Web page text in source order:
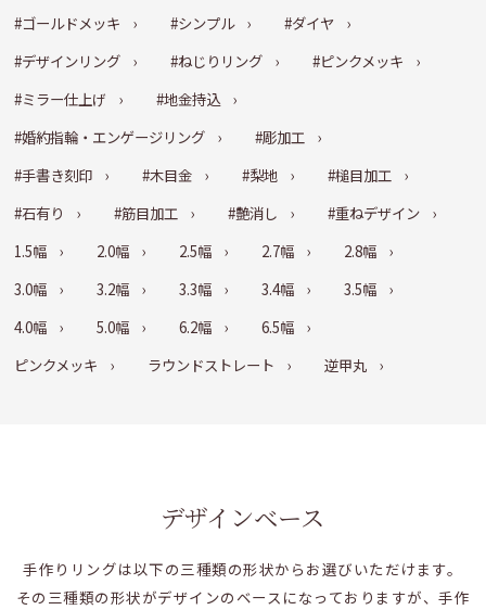
#ゴールドメッキ
#シンプル
#ダイヤ
#デザインリング
#ねじりリング
#ピンクメッキ
#ミラー仕上げ
#地金持込
#婚約指輪・エンゲージリング
#彫加工
#手書き刻印
#木目金 #梨地
#槌目加工
#石有り
#筋目加工 #艶消し
#重ねデザイン
1.5幅
2.0幅 2.5幅 2.7幅
2.8幅
3.0幅
3.2幅 3.3幅 3.4幅
3.5幅
4.0幅
5.0幅 6.2幅
6.5幅
ピンクメッキ
ラウンドストレート 逆甲丸
デザインベース
手作りリングは以下の三種類の形状からお選びいただけます。
その三種類の形状がデザインのベースになっておりますが、手作